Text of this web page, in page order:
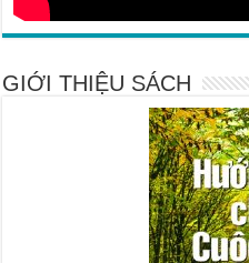
GIỚI THIỆU SÁCH